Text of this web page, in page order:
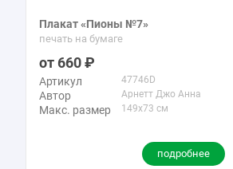
Плакат «Пионы №7»
печать на бумаге
660
Артикул 47746D
Автор Арнетт Джо Анна
Макс. размер 149x73 см
подробнее